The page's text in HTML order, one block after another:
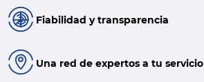
Fiabilidad y transparencia
Una red de expertos a tu servicio